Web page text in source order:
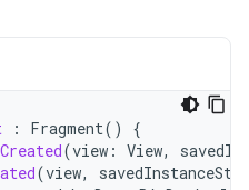
: Fragment()
{
(view : View,
(view,